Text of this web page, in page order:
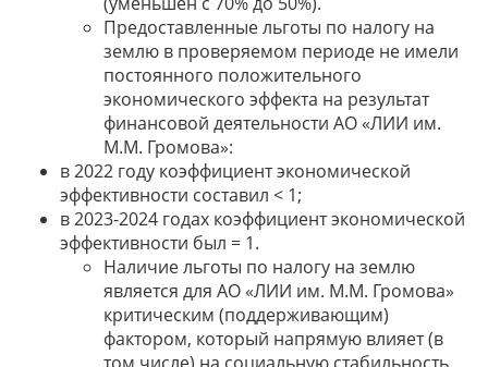
Предоставленные льготы по налогу на
землю в проверяемом периоде не имели
постоянного положительного
экономического эффекта на результат
финансовой деятельности АО «ЛИИ им.
М.М. Громова»:
в 2022 году коэффициент экономической
эффективности составил < 1;
в 2023-2024 годах коэффициент экономической
эффективности был = 1.
Наличие льготы по налогу на землю
является для АО «ЛИИ им. М.М. Громова»
критическим (поддерживающим)
фактором, который напрямую влияет (в